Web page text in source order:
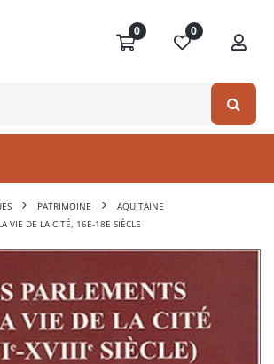
0 0
PATRIMOINE
AQUITAINE
VIE DE LA CITÉ, 16E-18E SIÈCLE